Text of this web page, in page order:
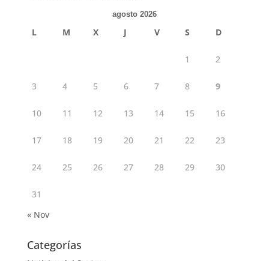
agosto 2026
L M X J V S D
1 2
3 4 5 6 7 8 9
10 11 12 13 14 15 16
17 18 19 20 21 22 23
24 25 26 27 28 29 30
31
« Nov
Categorías